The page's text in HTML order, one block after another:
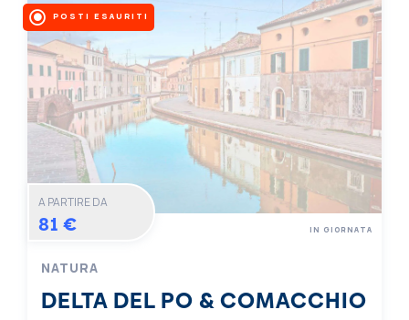
POSTI ESAURITI
A PARTIRE DA
81 €
NATURA
DELTA DEL PO & COMACCHIO
IN GIORNATA